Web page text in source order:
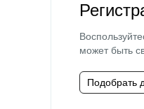
может быть
Подобрать